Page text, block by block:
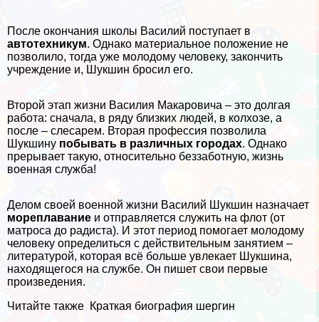
После окончания школы Василий поступает в
автотехникум. Однако материальное положение не
позволило, тогда уже молодому человеку, закончить
учреждение и, Шукшин бросил его.
Второй этап жизни Василия Макаровича – это долгая
работа: сначала, в ряду близких людей, в колхозе, а
после – слесарем. Вторая профессия позволила
Шукшину побывать в различных городах. Однако
прерывает такую, относительно беззаботную, жизнь
военная служба!
Делом своей военной жизни Василий Шукшин назначает
мореплавание и отправляется служить на флот (от
матроса до радиста). И этот период помогает молодому
человеку определиться с действительным занятием –
литературой, которая всё больше увлекает Шукшина,
находящегося на службе. Он пишет свои первые
произведения.
Читайте также Краткая биография шергин